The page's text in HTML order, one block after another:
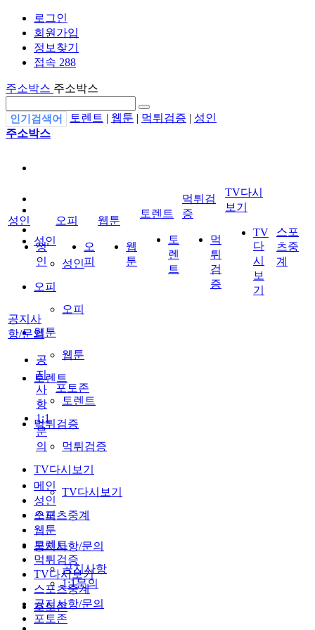
로그인
회원가입
정보찾기
접속 288
주소박스 주소박스
인기검색어 토렌트 | 웹툰 | 먹튀검증 | 성인
주소박스
성인
성인
오피
오피
웹툰
웹툰
토렌트
토렌트
먹튀검증
먹튀검증
TV다시보기
TV다시보기
스포츠중계
공지사항/문의
공지사항
1:1문의
포토존
성인
성
인
오피
오
피
웹툰
웹
툰
토렌트
토
렌
트
먹튀검
증
먹
튀
검
증
TV다시
보기
TV
다
시
보
기
스포
츠중
계
공지사
항/문의
공
지
사
항
1:1
문
의
포토존
메인
성인
오피
웹툰
토렌트
먹튀검증
TV다시보기
스포츠중계
공지사항/문의
포토존